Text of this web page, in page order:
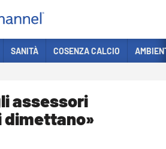
SANITÀ COSENZA CALCIO
assessori
dimettano»